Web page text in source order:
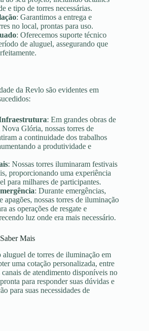
e tipo de torres necessárias.
: Garantimos a entrega e
no local, prontas para uso.
: Oferecemos suporte técnico
de aluguel, assegurando que
da Revlo são evidentes em
: Em grandes obras de
Glória, nossas torres de
a continuidade dos trabalhos
a produtividade e
: Nossas torres iluminaram festivais
proporcionando uma experiência
para milhares de participantes.
: Durante emergências,
apagões, nossas torres de iluminação
as operações de resgate e
luz onde era mais necessário.
Mais
aluguel de torres de iluminação em
uma cotação personalizada, entre
de atendimento disponíveis no
para responder suas dúvidas e
para suas necessidades de